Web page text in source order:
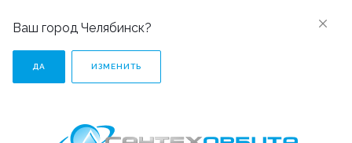
Ваш город Челябинск?
ДА ИЗМЕНИТЬ